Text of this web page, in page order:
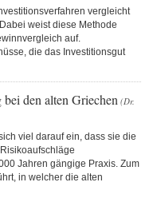
vergleicht
weist diese Methode
auf.
die das Investitionsgut
den alten Griechen (Dr.
viel darauf ein, dass sie die
Jahren gängige Praxis. Zum
in welcher die alten